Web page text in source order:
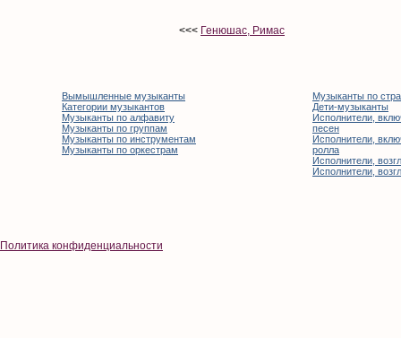
<<< Генюшас, Римас
Вымышленные музыканты
Категории музыкантов
Музыканты по алфавиту
Музыканты по группам
Музыканты по инструментам
Музыканты по оркестрам
Музыканты по
Дети-музыканты
Исполнители,
песен
Исполнители,
ролла
Исполнители,
Исполнители,
Политика конфиденциальности